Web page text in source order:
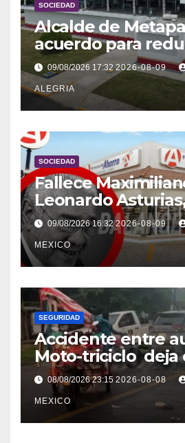
SOCIEDAD
Alcalde de
acuerdo para
olores de planta
gusano
09/08/2026 17:322026-08-09
ALEGRIA
SOCIEDAD
Fallece
Leonardo
de Farmacias del
09/08/2026 16:322026-08-09
MEXICO
SEGURIDAD
Accidente entre
Moto-triciclo deja
lesionados en
08/08/2026 23:15 2026-08-08
MEXICO